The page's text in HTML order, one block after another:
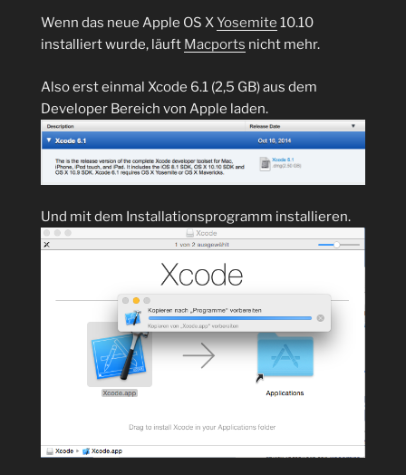
Wenn das neue Apple OS XYosemite 10.10
installiert wurde, läuft Macports nicht mehr.
Also erst einmal Xcode 6.1 (2,5 GB) aus dem
Developer Bereich von Apple laden.
Und mit dem Installationsprogramm installieren.